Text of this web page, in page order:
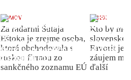
DOMOV
Za radarmi Šutaja
Eštoka je zrejme osoba,
ktorá obchodovala s
ruskou firmou zo
sankčného zoznamu EÚ
INDEX
Kto by
slovenské
Favorit je
záujem
ďalší